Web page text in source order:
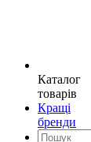
Каталог
товарів
Кращі
бренди